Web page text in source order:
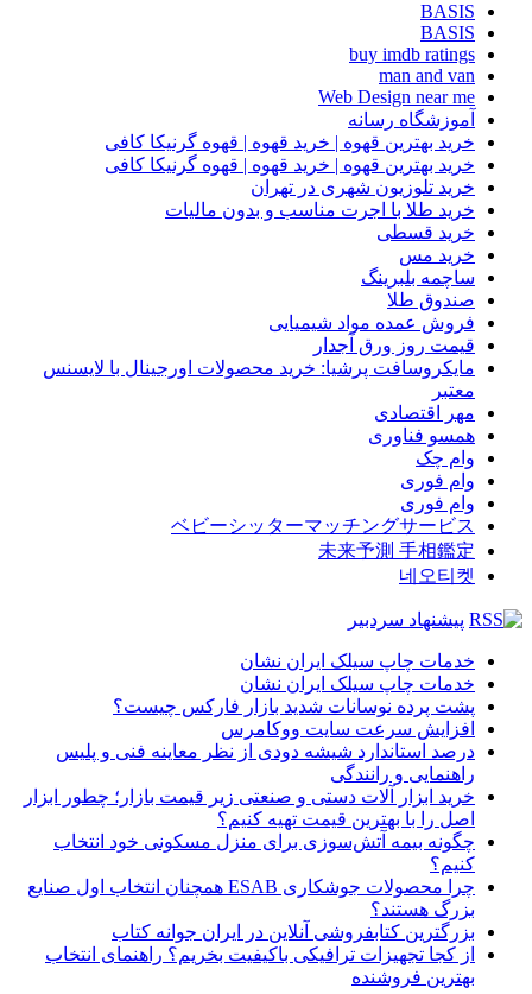
BASIS
BASIS
buy imdb ratings
man and van
Web Design near me
آموزشگاه رسانه
خرید بهترین قهوه | خرید قهوه | قهوه گرنیکا کافی
خرید بهترین قهوه | خرید قهوه | قهوه گرنیکا کافی
خرید تلوزیون شهری در تهران
خرید طلا با اجرت مناسب و بدون مالیات
خرید قسطی
خرید مس
ساچمه بلبرینگ
صندوق طلا
فروش عمده مواد شیمیایی
قیمت روز ورق آجدار
مایکروسافت پرشیا: خرید محصولات اورجینال با لایسنس
معتبر
مهر اقتصادی
همسو فناوری
وام چک
وام فوری
وام فوری
ベビーシッターマッチングサービス
未来予測 手相鑑定
네오티켓
پیشنهاد سردبیر
خدمات چاپ سیلک ایران نشان
خدمات چاپ سیلک ایران نشان
پشت پرده نوسانات شدید بازار فارکس چیست؟
افزایش سرعت سایت ووکامرس
درصد استاندارد شیشه دودی از نظر معاینه فنی و پلیس
راهنمایی و رانندگی
خرید ابزار آلات دستی و صنعتی زیر قیمت بازار؛ چطور ابزار
اصل را با بهترین قیمت تهیه کنیم؟
چگونه بیمه آتش‌سوزی برای منزل مسکونی خود انتخاب
کنیم؟
چرا محصولات جوشکاری ESAB همچنان انتخاب اول صنایع
بزرگ هستند؟
بزرگترین کتابفروشی آنلاین در ایران جوانه کتاب
از کجا تجهیزات ترافیکی باکیفیت بخریم؟ راهنمای انتخاب
بهترین فروشنده